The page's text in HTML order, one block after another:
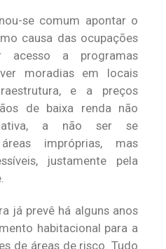
se comum apontar o
causa das ocupações
acesso a programas
moradias em locais
e a preços
de baixa renda não
a não ser se
impróprias, mas
justamente pela
já prevê há alguns anos
habitacional para a
de áreas de risco. Tudo